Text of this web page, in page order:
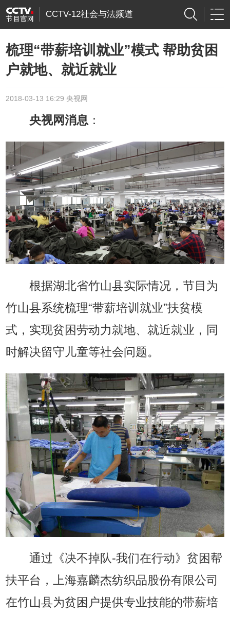
CCTV-12社会与法频道
梳理“带薪培训就业”模式 帮助贫困
户就地、就近就业
2018-03-13 16:29 央视网
央视网消息 ：
根据湖北省竹山县实际情况，节目为
竹山县系统梳理“带薪培训就业”扶贫模
式，实现贫困劳动力就地、就近就业，同
时解决留守儿童等社会问题。
通过《决不掉队-我们在行动》贫困帮
扶平台，上海嘉麟杰纺织品股份有限公司
在竹山县为贫困户提供专业技能的带薪培